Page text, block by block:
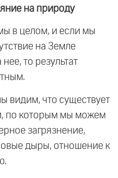
на природу
в целом, и если мы
на Земле
то результат
видим, что существует
по которым мы можем
загрязнение,
дыры, отношение к